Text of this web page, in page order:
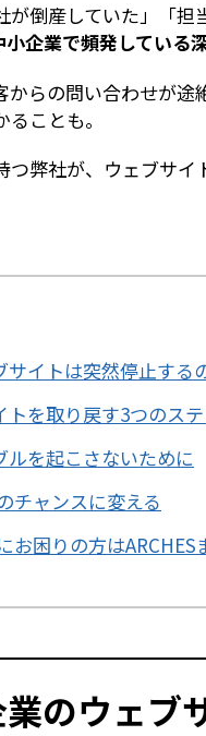
が倒産していた」「
企業で頻発している
らの問い合わせが
る ことも。
弊社が、ウェブサイ
イトは突然停止する
を取り戻す3つのス
を起こさないために
チャンスに変える
お困りの方はARCHES
のウェブ